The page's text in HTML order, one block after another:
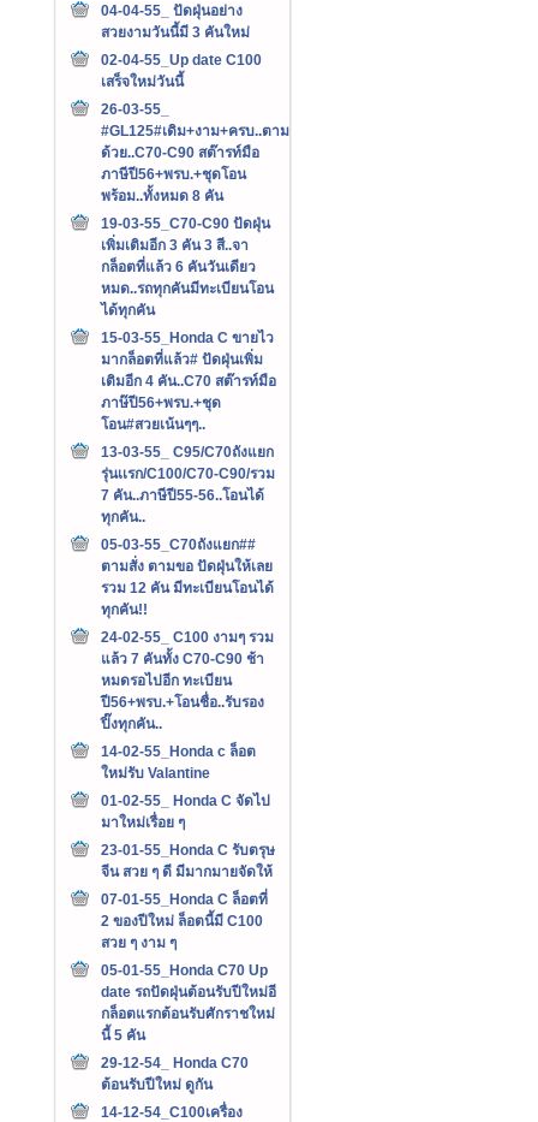
04-04-55_ ปัดฝุ่นอย่าง
สวยงามวันนี้มี 3 คันใหม่
02-04-55_Up date C100
เสร็จใหม่วันนี้
26-03-55_
#GL125#เดิม+งาม+ครบ..ตาม
ด้วย..C70-C90 สต๊ารท์มือ
ภาษีปี56+พรบ.+ชุดโอน
พร้อม..ทั้งหมด 8 คัน
19-03-55_C70-C90 ปัดฝุ่น
เพิ่มเติมอีก 3 คัน 3 สี..จา
กล็อตที่แล้ว 6 คันวันเดียว
หมด..รถทุกคันมีทะเบียนโอน
ได้ทุกคัน
15-03-55_Honda C ขายไว
มากล็อตที่แล้ว# ปัดฝุ่นเพิ่ม
เติมอีก 4 คัน..C70 สต๊ารท์มือ
ภาษ๊ปี56+พรบ.+ชุด
โอน#สวยเน้นๆๆ..
13-03-55_ C95/C70ถังแยก
รุ่นเเรก/C100/C70-C90/รวม
7 คัน..ภาษีปี55-56..โอนได้
ทุกคัน..
05-03-55_C70ถังแยก##
ตามสั่ง ตามขอ ปัดฝุ่นให้เลย
รวม 12 คัน มีทะเบียนโอนได้
ทุกคัน!!
24-02-55_ C100 งามๆ รวม
แล้ว 7 คันทั้ง C70-C90 ช้า
หมดรอไปอีก ทะเบียน
ปี56+พรบ.+โอนชื่อ..รับรอง
ปิ๊งทุกคัน..
14-02-55_Honda c ล็อต
ใหม่รับ Valantine
01-02-55_ Honda C จัดไป
มาใหม่เรื่อย ๆ
23-01-55_Honda C รับตรุษ
จีน สวย ๆ ดี มีมากมายจัดให้
07-01-55_Honda C ล็อตที่
2 ของปีใหม่ ล็อตนี้มี C100
สวย ๆ งาม ๆ
05-01-55_Honda C70 Up
date รถปัดฝุ่นต้อนรับปีใหม่อี
กล็อตแรกต้อนรับศักราชใหม่
นี้ 5 คัน
29-12-54_ Honda C70
ต้อนรับปีใหม่ ดูกัน
14-12-54_C100เครื่อง